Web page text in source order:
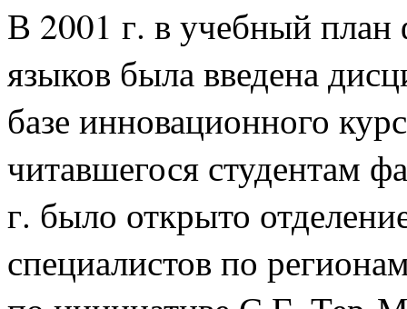
В 2001 г. в учебный план
языков была введена
базе инновационного
читавшегося студентам
г. было открыто
специалистов по